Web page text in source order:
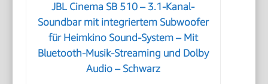
JBL Cinema SB 510 – 3.1-Kanal-
Soundbar mit integriertem Subwoofer
für Heimkino Sound-System – Mit
Bluetooth-Musik-Streaming und Dolby
Audio – Schwarz